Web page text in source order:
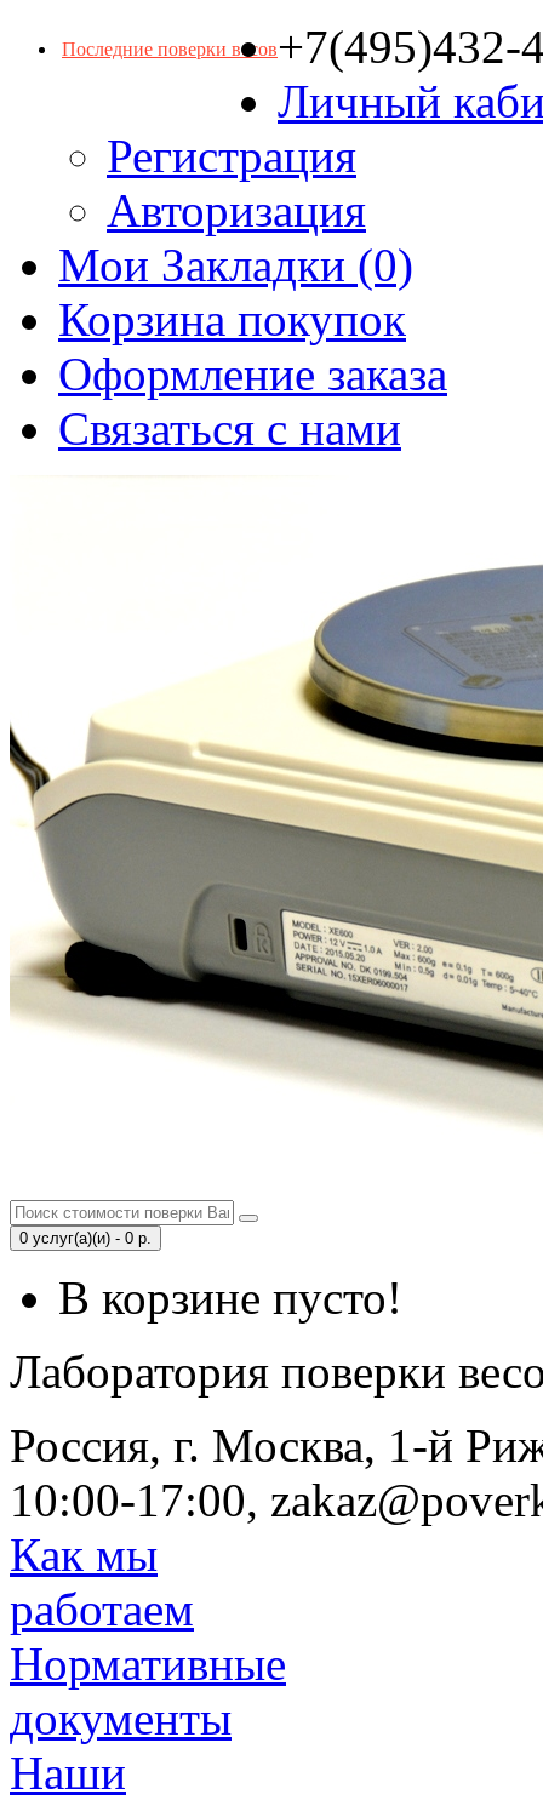
Последние поверки весов+7(495)432-
Личный
Регистрация
Авторизация
Мои Закладки (0)
Корзина покупок
Оформление заказа
Связаться с нами
0 услуг(а)(и) - 0 р.
В корзине пусто!
Лаборатория поверки
Россия, г. Москва, 1-й
10:00-17:00,
Как мы
работаем
Нормативные
документы
Наши